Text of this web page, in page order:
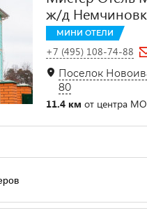
ж/д
МИНИ ОТЕЛИ
+7 (495) 108-74-88
Поселок
80
11.4 км от центра